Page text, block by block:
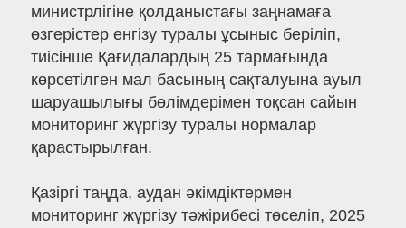
министрлігіне қолданыстағы заңнамаға
өзгерістер енгізу туралы ұсыныс беріліп,
тиісінше Қағидалардың 25 тармағында
көрсетілген мал басының сақталуына ауыл
шаруашылығы бөлімдерімен тоқсан сайын
мониторинг жүргізу туралы нормалар
қарастырылған.
Қазіргі таңда, аудан әкімдіктермен
мониторинг жүргізу тәжірибесі төселіп, 2025